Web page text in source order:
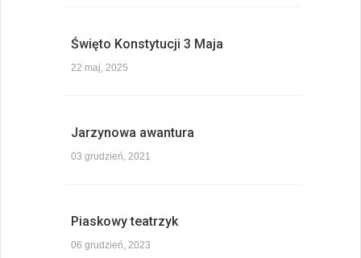
Święto Konstytucji 3 Maja
22 maj, 2025
Jarzynowa awantura
03 grudzień, 2021
Piaskowy teatrzyk
06 grudzień, 2023